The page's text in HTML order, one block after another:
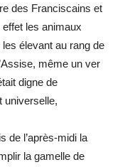
des Franciscains et
les animaux
élevant au rang de
même un ver
digne de
universelle,
de l’après-midi la
la gamelle de